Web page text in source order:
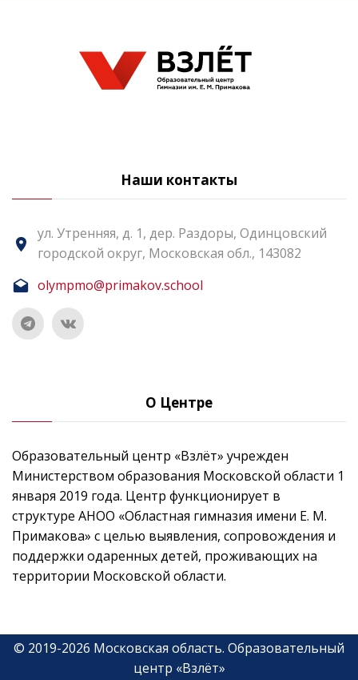
Наши контакты
ул. Утренняя, д. 1, дер. Раздоры, Одинцовский
городской округ, Московская обл., 143082
olympmo@primakov.school
О Центре
Образовательный центр «Взлёт» учрежден
Министерством образования Московской области 1
января 2019 года. Центр функционирует в
структуре АНОО «Областная гимназия имени Е. М.
Примакова» с целью выявления, сопровождения и
поддержки одаренных детей, проживающих на
территории Московской области.
© 2019-2026 Московская область. Образовательный
центр «Взлёт»